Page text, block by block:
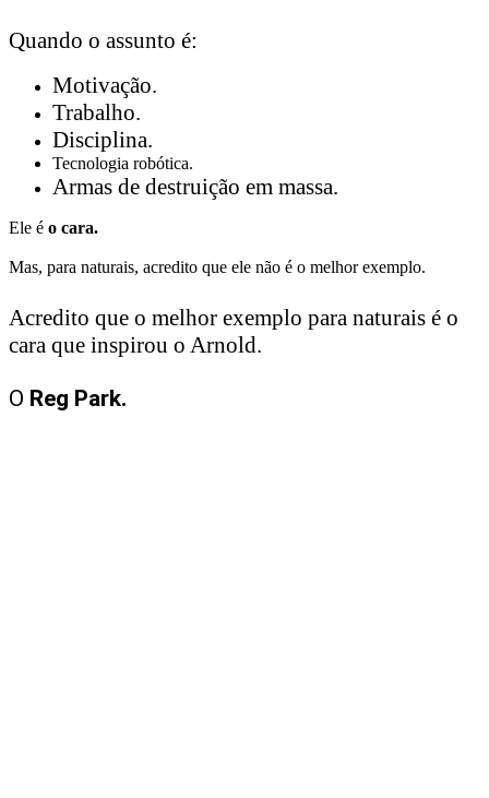
Quando o assunto é:
Motivação.
Trabalho.
Disciplina.
Tecnologia robótica.
Armas de destruição em massa.
Ele é o cara.
Mas, para naturais, acredito que ele não é o melhor exemplo.
Acredito que o melhor exemplo para naturais é o
cara que inspirou o Arnold.
O Reg Park.